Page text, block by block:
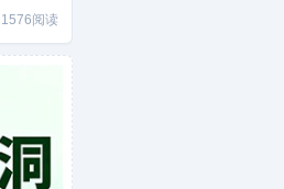
1576阅读